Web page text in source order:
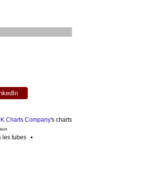
Charts Company's charts
les tubes •